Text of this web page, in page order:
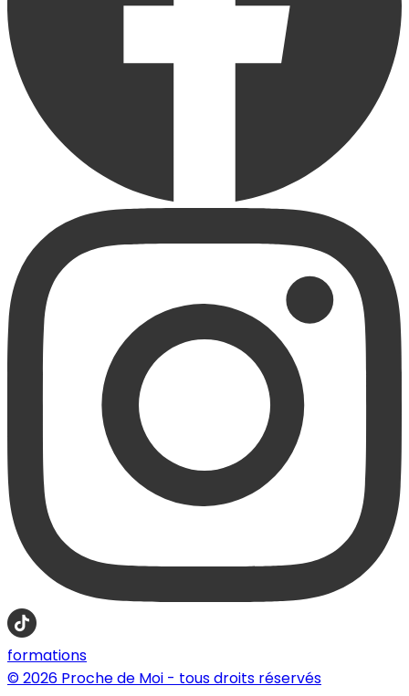
formations
© 2026 Proche de Moi - tous droits réservés